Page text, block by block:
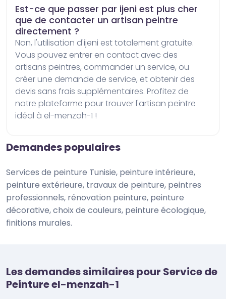
Est-ce que passer par ijeni est plus cher
que de contacter un artisan peintre
directement ?
Non, l'utilisation d'ijeni est totalement gratuite.
Vous pouvez entrer en contact avec des
artisans peintres, commander un service, ou
créer une demande de service, et obtenir des
devis sans frais supplémentaires. Profitez de
notre plateforme pour trouver l'artisan peintre
idéal à el-menzah-1 !
Demandes populaires
Services de peinture Tunisie, peinture intérieure,
peinture extérieure, travaux de peinture, peintres
professionnels, rénovation peinture, peinture
décorative, choix de couleurs, peinture écologique,
finitions murales.
Les demandes similaires pour Service de
Peinture el-menzah-1